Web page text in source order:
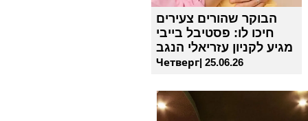
הבוקר שהורים צעירים
חיכו לו: פסטיבל בייבי
מגיע לקניון עזריאלי הנגב
Четверг| 25.06.26